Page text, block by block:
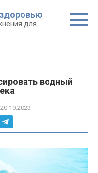
для
водный
20.10.2023